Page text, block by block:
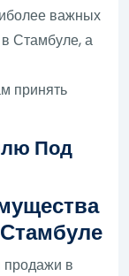
важных
Стамбуле, а
принять
Под
продажи в